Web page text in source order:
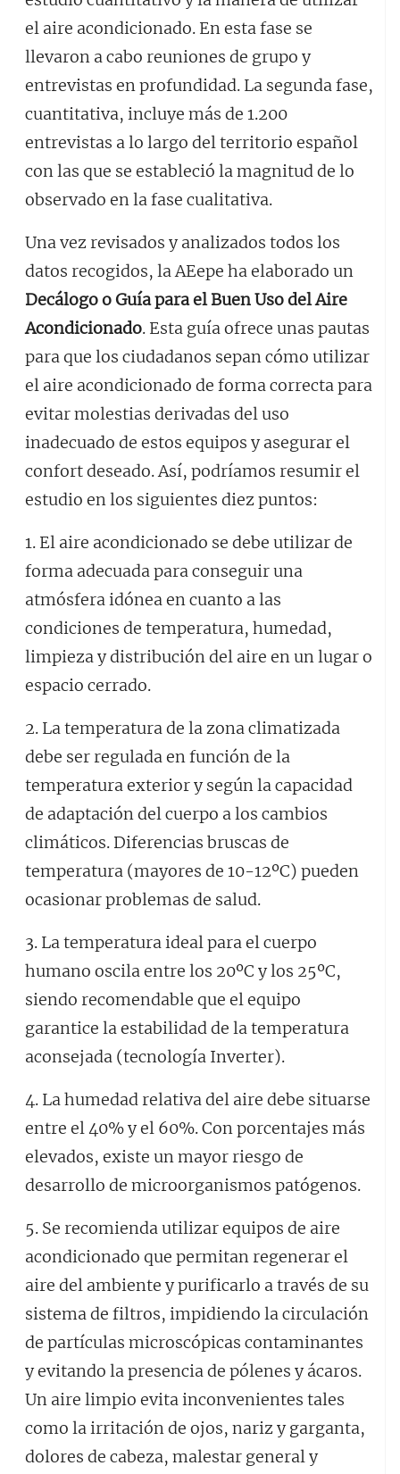
el aire acondicionado. En esta fase se
llevaron a cabo reuniones de grupo y
entrevistas en profundidad. La segunda fase,
cuantitativa, incluye más de 1.200
entrevistas a lo largo del territorio español
con las que se estableció la magnitud de lo
observado en la fase cualitativa.
Una vez revisados y analizados todos los
datos recogidos, la AEepe ha elaborado un
Decálogo o Guía para el Buen Uso del Aire
Acondicionado. Esta guía ofrece unas pautas
para que los ciudadanos sepan cómo utilizar
el aire acondicionado de forma correcta para
evitar molestias derivadas del uso
inadecuado de estos equipos y asegurar el
confort deseado. Así, podríamos resumir el
estudio en los siguientes diez puntos:
1. El aire acondicionado se debe utilizar de
forma adecuada para conseguir una
atmósfera idónea en cuanto a las
condiciones de temperatura, humedad,
limpieza y distribución del aire en un lugar o
espacio cerrado.
2. La temperatura de la zona climatizada
debe ser regulada en función de la
temperatura exterior y según la capacidad
de adaptación del cuerpo a los cambios
climáticos. Diferencias bruscas de
temperatura (mayores de 10-12ºC) pueden
ocasionar problemas de salud.
3. La temperatura ideal para el cuerpo
humano oscila entre los 20ºC y los 25ºC,
siendo recomendable que el equipo
garantice la estabilidad de la temperatura
aconsejada (tecnología Inverter).
4. La humedad relativa del aire debe situarse
entre el 40% y el 60%. Con porcentajes más
elevados, existe un mayor riesgo de
desarrollo de microorganismos patógenos.
5. Se recomienda utilizar equipos de aire
acondicionado que permitan regenerar el
aire del ambiente y purificarlo a través de su
sistema de filtros, impidiendo la circulación
de partículas microscópicas contaminantes
y evitando la presencia de pólenes y ácaros.
Un aire limpio evita inconvenientes tales
como la irritación de ojos, nariz y garganta,
dolores de cabeza, malestar general y